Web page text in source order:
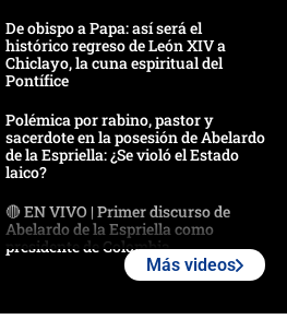
De obispo a Papa: así será el
histórico regreso de León XIV a
Chiclayo, la cuna espiritual del
Pontífice
Polémica por rabino, pastor y
sacerdote en la posesión de Abelardo
de la Espriella: ¿Se violó el Estado
laico?
🔴 EN VIVO | Primer discurso de
Abelardo de la Espriella como
presidente de Colombia
Más videos